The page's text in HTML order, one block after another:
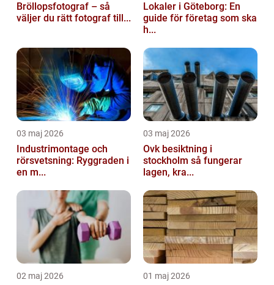
Bröllopsfotograf – så
väljer du rätt fotograf till...
Lokaler i Göteborg: En
guide för företag som ska
h...
03 maj 2026
Industrimontage och
rörsvetsning: Ryggraden i
en m...
03 maj 2026
Ovk besiktning i
stockholm så fungerar
lagen, kra...
02 maj 2026 01 maj 2026